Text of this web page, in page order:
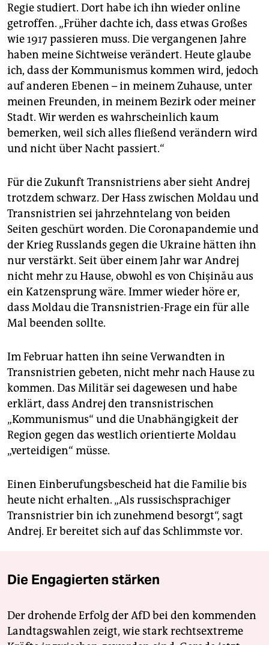
Regie studiert. Dort habe ich ihn wieder online
getroffen. „Früher dachte ich, dass etwas Großes
wie 1917 passieren muss. Die vergangenen Jahre
haben meine Sichtweise verändert. Heute glaube
ich, dass der Kommunismus kommen wird, jedoch
auf anderen Ebenen – in meinem Zuhause, unter
meinen Freunden, in meinem Bezirk oder meiner
Stadt. Wir werden es wahrscheinlich kaum
bemerken, weil sich alles fließend verändern wird
und nicht über Nacht passiert.“
Für die Zukunft Trans­nistriens aber sieht Andrej
trotzdem schwarz. Der Hass zwischen Moldau und
Transnistrien sei jahrzehntelang von beiden
Seiten geschürt worden. Die Coronapandemie und
der Krieg Russlands gegen die Ukraine hätten ihn
nur verstärkt. Seit über einem Jahr war Andrej
nicht mehr zu Hause, obwohl es von Chișinău aus
ein Katzensprung wäre. Immer wieder höre er,
dass Moldau die Transnistrien-Frage ein für alle
Mal beenden sollte.
Im Februar hatten ihn seine Verwandten in
Transnistrien gebeten, nicht mehr nach Hause zu
kommen. Das Militär sei ­dagewesen und habe
erklärt, dass Andrej den transnistrischen
„Kommunismus“ und die Unabhängigkeit der
Region gegen das westlich orientierte ­Moldau
„verteidigen“ müsse.
Einen Einberufungsbescheid hat die Familie bis
heute nicht erhalten. „Als russischsprachiger
Transnistrier bin ich zunehmend besorgt“, sagt
Andrej. Er bereitet sich auf das Schlimmste vor.
Die Engagierten stärken
Der drohende Erfolg der AfD bei den kommenden
Landtagswahlen zeigt, wie stark rechtsextreme